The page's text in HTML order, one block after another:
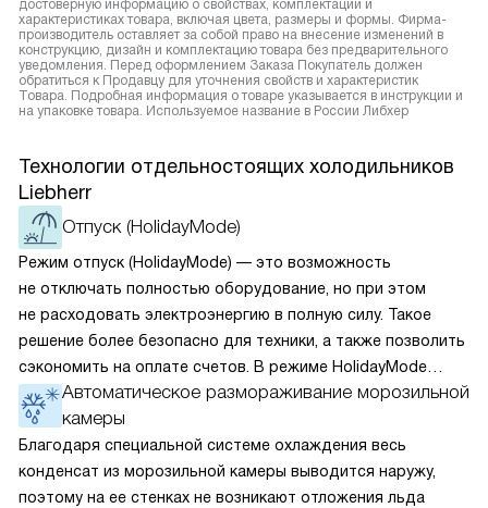
достоверную информацию о свойствах, комплектации и
характеристиках товара, включая цвета, размеры и формы. Фирма-
производитель оставляет за собой право на внесение изменений в
конструкцию, дизайн и комплектацию товара без предварительного
уведомления. Перед оформлением Заказа Покупатель должен
обратиться к Продавцу для уточнения свойств и характеристик
Товара. Подробная информация о товаре указывается в инструкции и
на упаковке товара. Используемое название в России Либхер
Технологии отдельностоящих холодильников
Liebherr
Отпуск (HolidayMode)
Режим отпуск (HolidayMode) — это возможность
не отключать полностью оборудование, но при этом
не расходовать электроэнергию в полную силу. Такое
решение более безопасно для техники, а также позволить
сэкономить на оплате счетов. В режиме HolidayMode
вентилятор и суперохлаждение не работают, а в камере
устанавливается температура в районе +15 градусов. Это
позволяет сохранить продукты на определённое время
и избежать появление неприятных запахов.
Автоматическое размораживание морозильной
камеры
Благодаря специальной системе охлаждения весь
конденсат из морозильной камеры выводится наружу,
поэтому на ее стенках не возникают отложения льда